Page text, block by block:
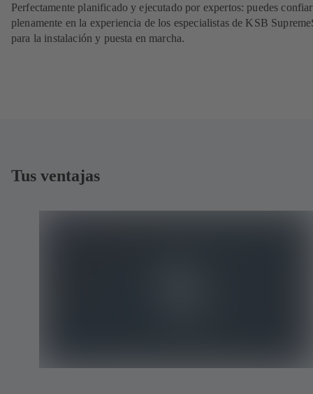
Perfectamente planificado y ejecutado por expertos: puedes confiar
plenamente en la experiencia de los especialistas de KSB
para la instalación y puesta en marcha.
Tus ventajas